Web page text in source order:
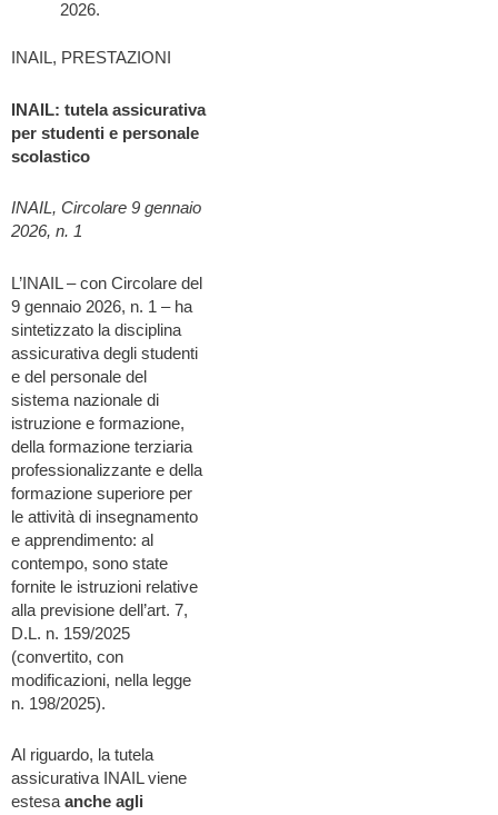
2026.
INAIL, PRESTAZIONI
INAIL: tutela assicurativa
per studenti e personale
scolastico
INAIL, Circolare 9 gennaio
2026, n. 1
L’INAIL – con Circolare del
9 gennaio 2026, n. 1 – ha
sintetizzato la disciplina
assicurativa degli studenti
e del personale del
sistema nazionale di
istruzione e formazione,
della formazione terziaria
professionalizzante e della
formazione superiore per
le attività di insegnamento
e apprendimento: al
contempo, sono state
fornite le istruzioni relative
alla previsione dell’art. 7,
D.L. n. 159/2025
(convertito, con
modificazioni, nella legge
n. 198/2025).
Al riguardo, la tutela
assicurativa INAIL viene
estesaanche agli